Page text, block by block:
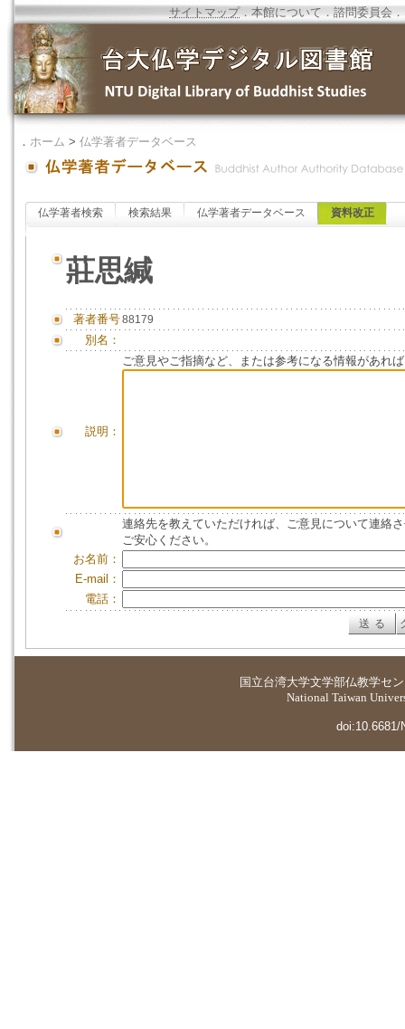
サイトマップ．本館について ．諮問委員会 ．
． ホーム > 仏学著者データベース
仏学著者検索 検索結果 仏学著者データベース 資料改正
莊思緘
著者番号88179
別名：
説明：
ご意見やご指摘など、または参考になる情報があれ
連絡先を教えていただければ、ご意見について連絡
ご安心ください。
お名前：
E-mail：
電話：
国立台湾大学文学部仏教学セ
National Taiwan
doi:10.6681/